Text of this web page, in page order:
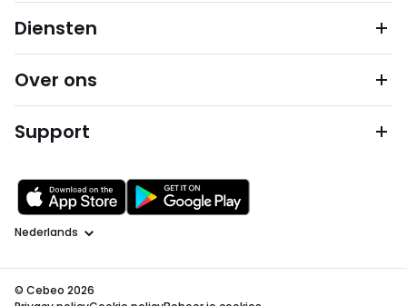
Diensten
Over ons
Support
Taal
© Cebeo 2026